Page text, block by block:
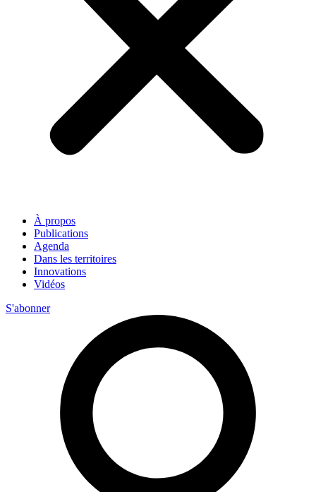
À propos
Publications
Agenda
Dans les territoires
Innovations
Vidéos
S'abonner